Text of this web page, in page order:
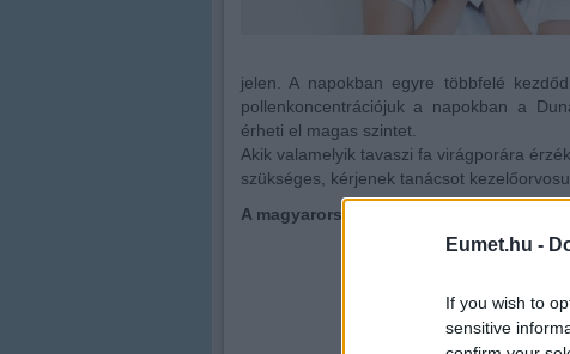
Eumet.hu -
If you wish to
sensitive
jelen. A napokban egyre többfelé
pollenkoncentrációjuk a napokban a
érheti el magas szintet.
Akik valamelyik tavaszi fa virágporára
szükséges, kérjenek tanácsot
A magyarországi allergén növények